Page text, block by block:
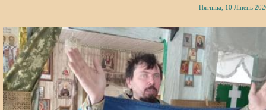
Пятніца, 10 Ліпень